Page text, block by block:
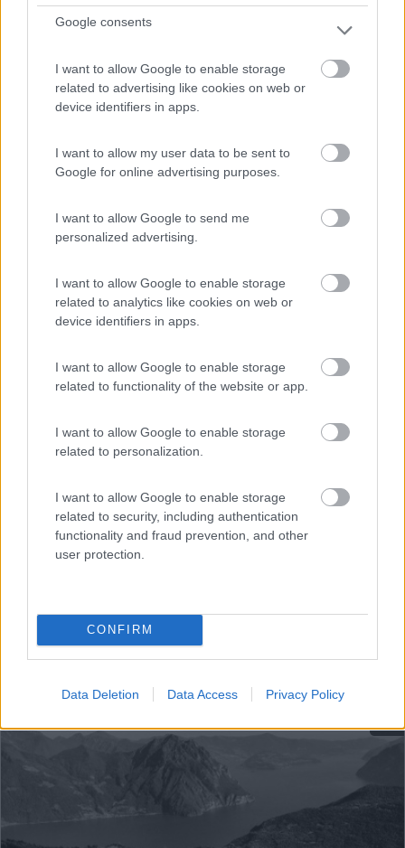
Google consents
I want to allow Google to enable storage
related to advertising like cookies on web or
device identifiers in apps.
I want to allow my user data to be sent to
Google for online advertising purposes.
I want to allow Google to send me
personalized advertising.
I want to allow Google to enable storage
related to analytics like cookies on web or
device identifiers in apps.
I want to allow Google to enable storage
related to functionality of the website or app.
I want to allow Google to enable storage
related to personalization.
I want to allow Google to enable storage
related to security, including authentication
functionality and fraud prevention, and other
user protection.
CONFIRM
Data Deletion Data Access Privacy Policy
Area di sosta (PS)
7,6 18
Servizi / Posizione
Iseo (BS) - 10.4km